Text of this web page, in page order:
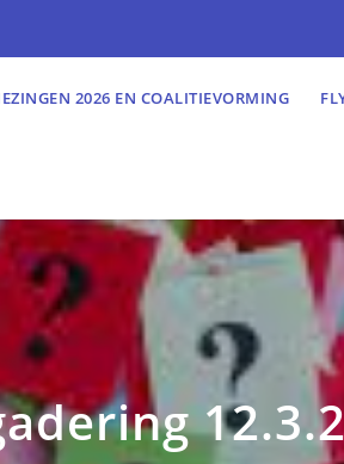
2026 EN COALITIEVORMING